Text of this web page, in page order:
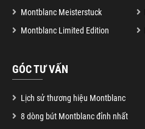
Montblanc Meisterstuck
Montblanc Limited Edition
GÓC TƯ VẤN
Lịch sử thương hiệu Montblanc
8 dòng bút Montblanc đỉnh nhất